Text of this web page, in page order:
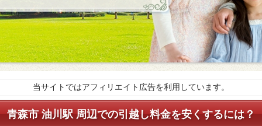
当サイトではアフィリエイト広告を利用しています。
青森市 油川駅 周辺での引越し料金を安くするには？